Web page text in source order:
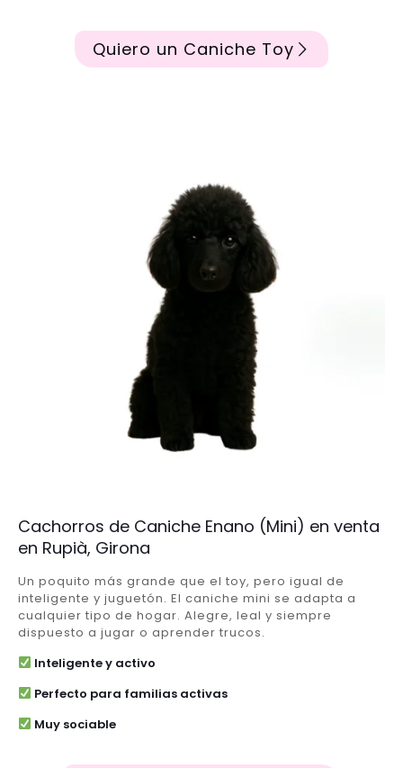
Quiero un Caniche Toy
Cachorros de Caniche Enano (Mini) en venta
en Rupià, Girona
Un poquito más grande que el toy, pero igual de
inteligente y juguetón. El caniche mini se adapta a
cualquier tipo de hogar. Alegre, leal y siempre
dispuesto a jugar o aprender trucos.
Inteligente y activo
Perfecto para familias activas
Muy sociable